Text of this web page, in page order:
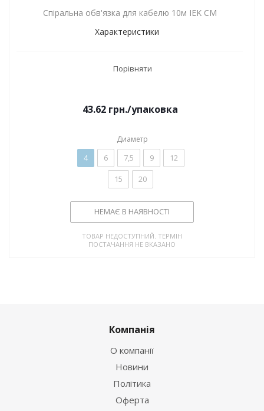
Спіральна обв'язка для кабелю 10м IEK СМ
Характеристики
Порівняти
43.62грн./упаковка
Диаметр
4 6 7,5 9
12
15
20
НЕМАЄ В НАЯВНОСТІ
ТОВАР НЕДОСТУПНИЙ. ТЕРМІН
ПОСТАЧАННЯ НЕ ВКАЗАНО
Компанія
О компанії
Новини
Політика
Оферта